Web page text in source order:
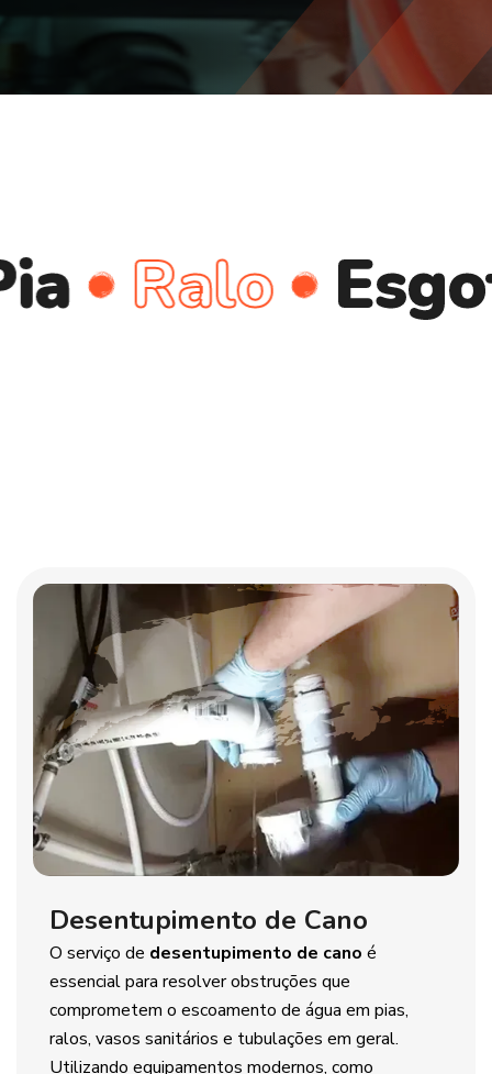
Esgoto
Desentupimento de Cano
O serviço de desentupimento de cano é
essencial para resolver obstruções que
comprometem o escoamento de água em pias,
ralos, vasos sanitários e tubulações em geral.
Utilizando equipamentos modernos, como